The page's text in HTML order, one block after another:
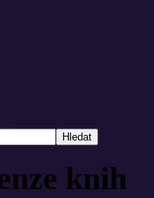
knih